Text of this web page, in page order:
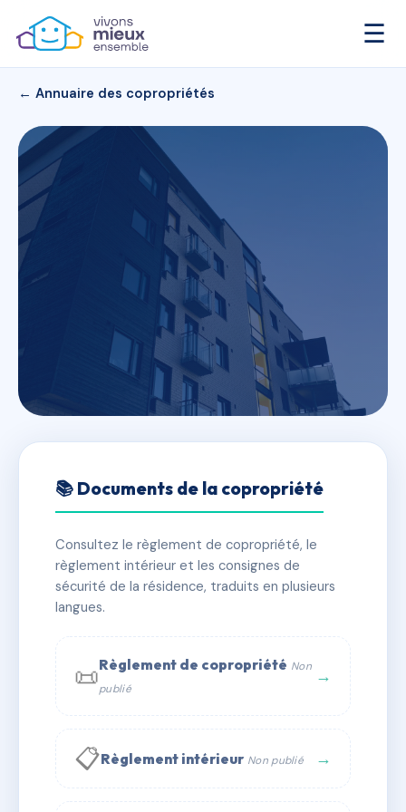
☰
← Annuaire des copropriétés
SDC 10 RUE DU PERCHE
75003 PARIS
📍 10 r du perche 75003 Paris
✓ Immatriculée 🏠 26 lots 🏗 2 bâtiment(s)
📞 Contacter Syndic Digital 💬 WhatsApp
✉ Email
📚 Documents de la copropriété
Consultez le règlement de copropriété, le
règlement intérieur et les consignes de
sécurité de la résidence, traduits en plusieurs
langues.
📜Règlement de copropriété Non
publié
→
📋Règlement intérieur Non publié →